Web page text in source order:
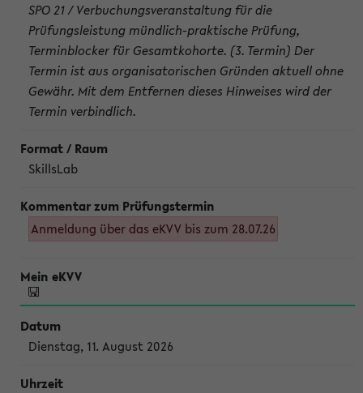
SPO 21 / Verbuchungsveranstaltung für die
Prüfungsleistung mündlich-praktische Prüfung,
Terminblocker für Gesamtkohorte. (3. Termin) Der
Termin ist aus organisatorischen Gründen aktuell ohne
Gewähr. Mit dem Entfernen dieses Hinweises wird der
Termin verbindlich.
SkillsLab
Anmeldung über das eKVV bis zum 28.07.26
Dienstag, 11. August 2026